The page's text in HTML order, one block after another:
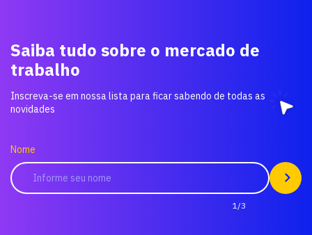
Saiba tudo sobre o mercado de
trabalho
Inscreva-se em nossa lista para ficar sabendo de todas as
novidades
Nome
1/3